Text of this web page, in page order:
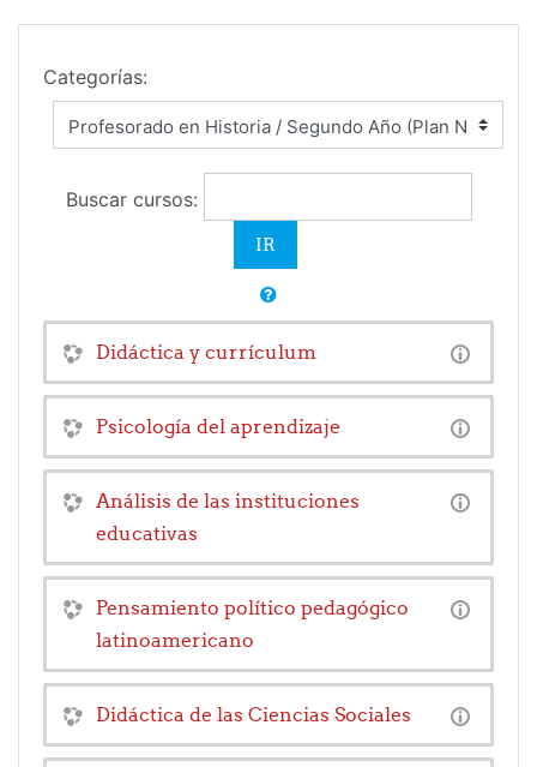
Categorías:
Buscar cursos:
Didáctica y currículum
Psicología del aprendizaje
Análisis de las instituciones
educativas
Pensamiento político pedagógico
latinoamericano
Didáctica de las Ciencias Sociales